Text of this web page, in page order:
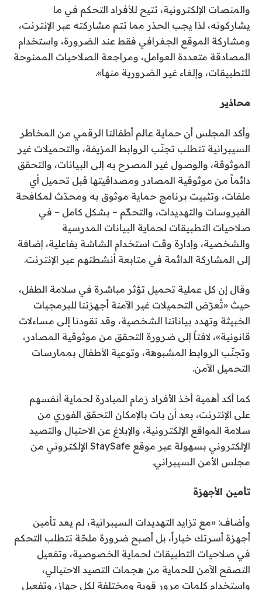
والمنصات الإلكترونية، تتيح للأفراد التحكم في ما
يشاركونه، لذا يجب الحذر مما تتم مشاركته عبر الإنترنت،
ومشاركة الموقع الجغرافي فقط عند الضرورة، واستخدام
المصادقة متعددة العوامل، ومراجعة الصلاحيات الممنوحة
للتطبيقات، وإلغاء غير الضرورية منها».
محاذير
وأكد المجلس أن حماية عالم أطفالنا الرقمي من المخاطر
السيبرانية تتطلب تجنّب الروابط المزيفة، والتحميلات غير
الموثوقة، والوصول غير المصرح به إلى البيانات، والتحقق
دائماً من موثوقية المصادر ومصداقيتها قبل تحميل أي
ملفات، وتثبيت برنامج حماية موثوق به ومحدّث لمكافحة
الفيروسات والتهديدات، والتحكّم – بشكل كامل – في
صلاحيات التطبيقات لحماية البيانات المدرسية
والشخصية، وإدارة وقت استخدام الشاشة بفاعلية، إضافة
إلى المشاركة الدائمة في متابعة أنشطتهم عبر الإنترنت.
وقال إن كل عملية تحميل تؤثر مباشرة في سلامة الطفل،
حيث «تُعرّض التحميلات غير الآمنة أجهزتنا للبرمجيات
الخبيثة وتهدد بياناتنا الشخصية، وقد تقودنا إلى مساءلات
قانونية»، لافتاً إلى ضرورة التحقق من موثوقية المصادر،
وتجنّب الروابط المشبوهة، وتوعية الأطفال بممارسات
التحميل الآمن.
كما أكد أهمية أخذ الأفراد زمام المبادرة لحماية أنفسهم
على الإنترنت، بعد أن بات بالإمكان التحقق الفوري من
سلامة المواقع الإلكترونية، والإبلاغ عن الاحتيال والتصيد
الإلكتروني بسهولة عبر موقع StaySafe الإلكتروني من
مجلس الأمن السيبراني.
تأمين الأجهزة
وأضاف: «مع تزايد التهديدات السيبرانية، لم يعد تأمين
أجهزة أسرتك خياراً، بل أصبح ضرورة ملحّة تتطلب التحكم
في صلاحيات التطبيقات لحماية الخصوصية، وتفعيل
التصفح الآمن للحماية من هجمات التصيد الاحتيالي،
واستخدام كلمات مرور قوية ومختلفة لكل جهاز، وتفعيل